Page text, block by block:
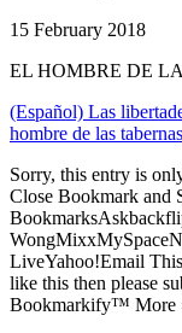
15 February 2018
EL HOMBRE DE
(Español) Las
hombre de las
Sorry, this entry is
Close Bookmark and
LiveYahoo!Email
like this then please
Bookmarkify™ More